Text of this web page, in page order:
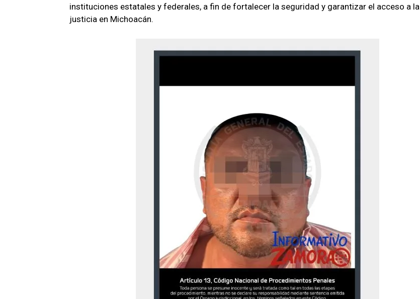
instituciones estatales y federales, a fin de fortalecer la seguridad y garantizar el acceso a la
justicia en Michoacán.